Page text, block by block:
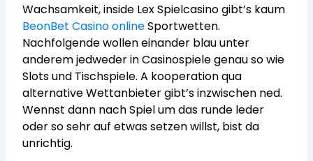
Wachsamkeit, inside Lex Spielcasino gibt’s kaum
BeonBet Casino onlineSportwetten.
Nachfolgende wollen einander blau unter
anderem jedweder in Casinospiele genau so wie
Slots und Tischspiele. A kooperation qua
alternative Wettanbieter gibt’s inzwischen ned.
Wennst dann nach Spiel um das runde leder
oder so sehr auf etwas setzen willst, bist da
unrichtig.